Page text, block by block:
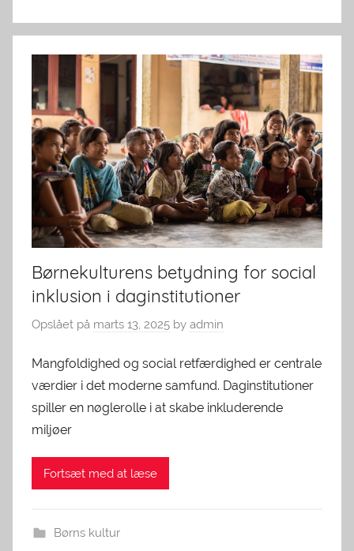
Børnekulturens betydning for social
inklusion i daginstitutioner
Opslået på marts 13, 2025 by admin
Mangfoldighed og social retfærdighed er centrale
værdier i det moderne samfund. Daginstitutioner
spiller en nøglerolle i at skabe inkluderende
miljøer
Fortsæt med at læse
Børns kultur